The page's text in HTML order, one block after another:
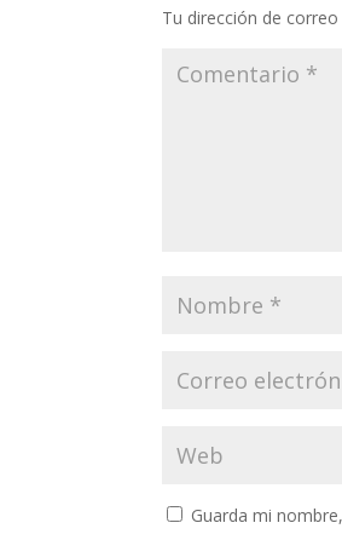
Tu dirección de
Guarda mi